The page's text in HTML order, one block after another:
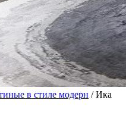
в стиле модерн / Ика